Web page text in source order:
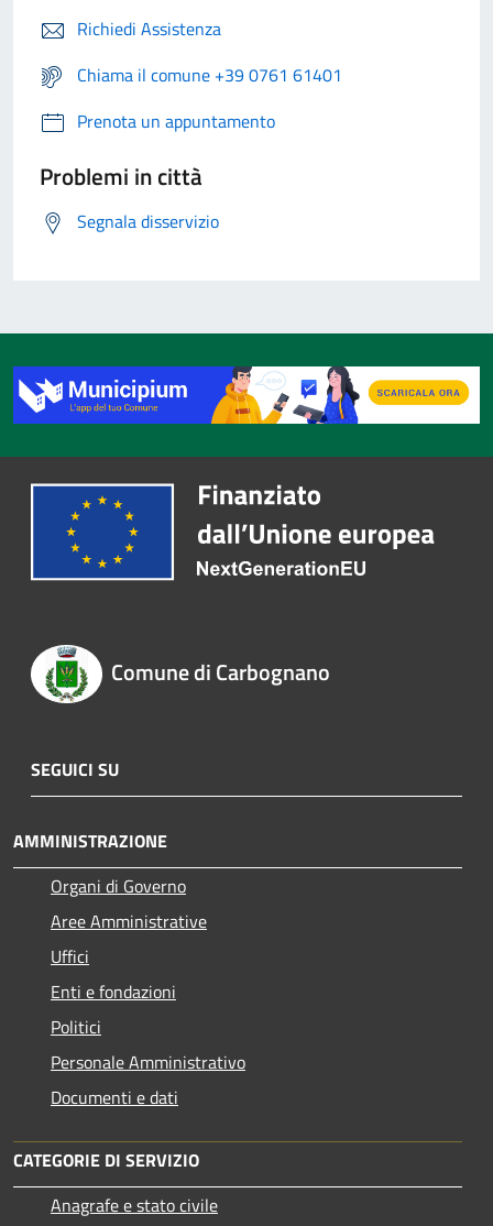
Richiedi Assistenza
Chiama il comune +39 0761 61401
Prenota un appuntamento
Problemi in città
Segnala disservizio
Comune di Carbognano
SEGUICI SU
AMMINISTRAZIONE
Organi di Governo
Aree Amministrative
Uffici
Enti e fondazioni
Politici
Personale Amministrativo
Documenti e dati
CATEGORIE DI SERVIZIO
Anagrafe e stato civile